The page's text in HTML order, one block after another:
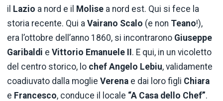
il Lazio a nord e il Molise a nord est. Qui si fece la
storia recente. Qui a Vairano Scalo (e non Teano!),
era l’ottobre dell’anno 1860, si incontrarono Giuseppe
Garibaldi e Vittorio Emanuele II. E qui, in un vicoletto
del centro storico, lo chef Angelo Lebiu, validamente
coadiuvato dalla moglie Verena e dai loro figli Chiara
e Francesco, conduce il locale “A Casa dello Chef”.